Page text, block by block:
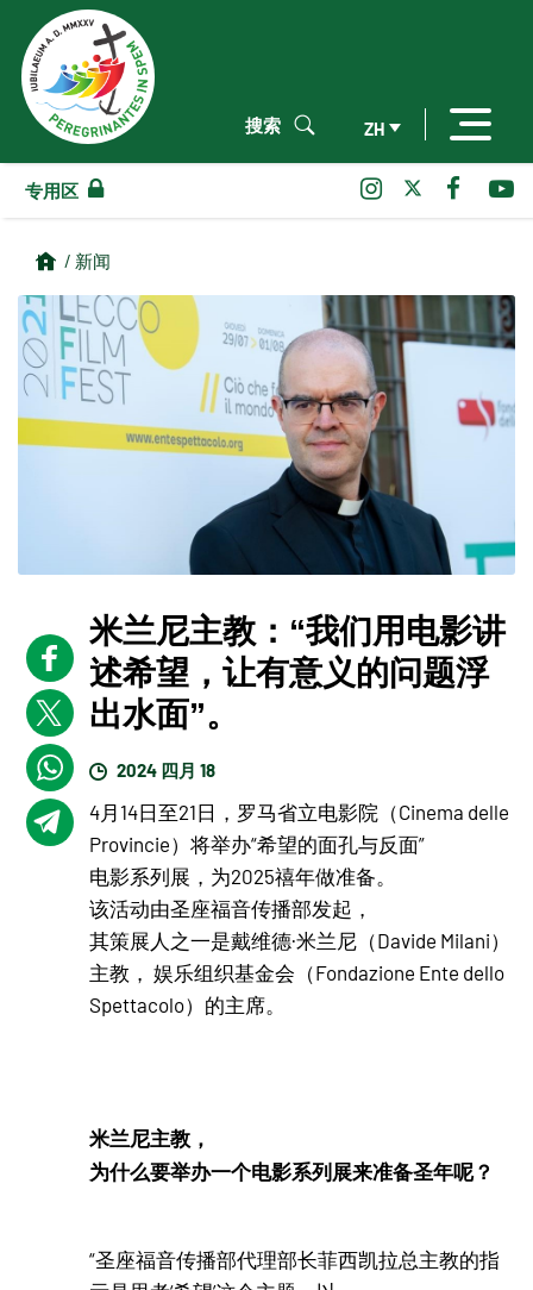
ZH
搜索
专用区
/ 新闻
米兰尼主教：“我们用电影讲
述希望，让有意义的问题浮
出水面”。
2024 四月 18
4月14日至21日，罗马省立电影院（Cinema delle
Provincie）将举办“希望的面孔与反面”
电影系列展，为2025禧年做准备。
该活动由圣座福音传播部发起，
其策展人之一是戴维德·米兰尼（Davide Milani）
主教， 娱乐组织基金会（Fondazione Ente dello
Spettacolo）的主席。
米兰尼主教，
为什么要举办一个电影系列展来准备圣年呢？
“圣座福音传播部代理部长菲西凯拉总主教的指